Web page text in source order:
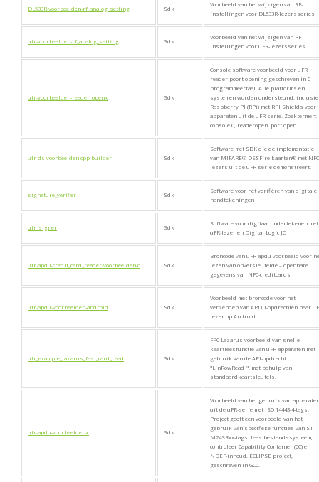
DL533R-voorbeelden-rf_analog_setting Sdk
Voorbeeld van het wijzigen van RF-
instellingen voor DL533R-lezersseries
ufr-voorbeelden-rf_analog_setting Sdk
Voorbeeld van het wijzigen van RF-
instellingen voor uFR-lezersseries
ufr-voorbeelden-reader_open-c Sdk
Console software voorbeeld voor uFR
reader poort opening geschreven in C
programmeertaal. Alle platforms en
systemen worden ondersteund,
Raspberry PI (RPi) met RPI Shields voor
apparaten uit de uFR-serie. Zoektermen:
console C, readeropen, port open.
ufr-ds-voorbeelden-cpp-builder Sdk
Software met SDK die de implementatie
van MIFARE® DESFire-kaarten® met
lezers uit de uFR-serie demonstreert.
signature_verifier Sdk
Software voor het verifiëren van digitale
handtekeningen
ufr_signer Sdk
Software voor digitaal ondertekenen met
uFR-lezer en Digital Logic JC
ufr-apdu-credit_card_reader-voorbeelden-c Sdk
Broncode van uFR apdu voorbeeld voor
lezen van onversleutelde – openbare
gegevens van NFC-creditcards
ufr-apdu-voorbeelden-android Sdk
Voorbeeld met broncode voor het
verzenden van APDU-opdrachten naar
lezer op Android
ufr_example_lazarus_fast_card_read Sdk
FPC-Lazarus voorbeeld van snelle
kaartleesfunctie van uFR-apparaten met
gebruik van de API-opdracht
"LinRowRead_", met behulp van
standaardkaartsleutels.
ufr-apdu-voorbeelden-c Sdk
Voorbeeld van het gebruik van apparaten
uit de uFR-serie met ISO 14443-4-tags.
Project geeft een voorbeeld van het
gebruik van specifieke functies van ST
M24SRxx-tags: lees bestandssysteem,
controleer Capability Container (CC) en
NDEF-inhoud. ECLIPSE project,
geschreven in GCC.